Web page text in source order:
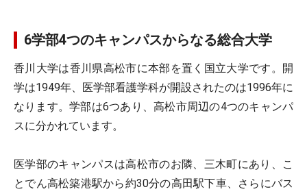
6学部4つのキャンパスからなる総合大学
香川大学は香川県高松市に本部を置く国立大学です。開
学は1949年、医学部看護学科が開設されたのは1996年に
なります。学部は6つあり、高松市周辺の4つのキャンパ
スに分かれています。
医学部のキャンパスは高松市のお隣、三木町にあり、こ
とでん高松築港駅から約30分の高田駅下車、さらにバス